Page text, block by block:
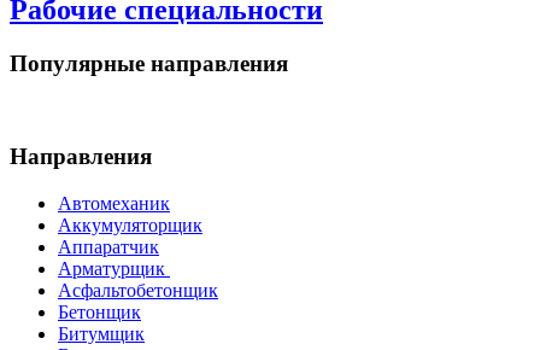
Рабочие специальности
Популярные направления
Направления
Автомеханик
Аккумуляторщик
Аппаратчик
Арматурщик
Асфальтобетонщик
Бетонщик
Битумщик